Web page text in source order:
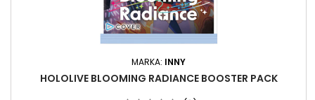
MARKA: INNY
HOLOLIVE BLOOMING RADIANCE BOOSTER PACK